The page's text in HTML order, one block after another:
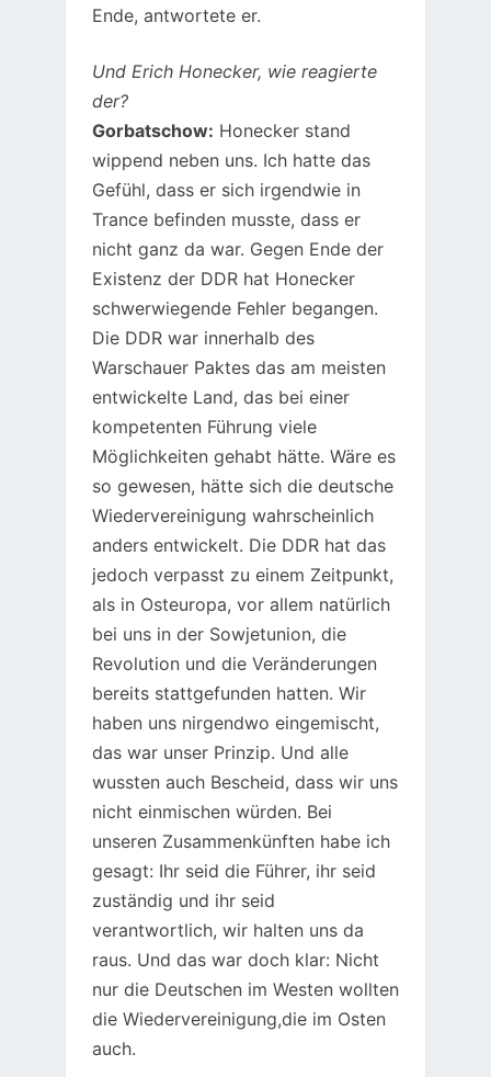
Ende, antwortete er.
Und Erich Honecker, wie reagierte
der?
Gorbatschow: Honecker stand
wippend neben uns. Ich hatte das
Gefühl, dass er sich irgendwie in
Trance befinden musste, dass er
nicht ganz da war. Gegen Ende der
Existenz der DDR hat Honecker
schwerwiegende Fehler begangen.
Die DDR war innerhalb des
Warschauer Paktes das am meisten
entwickelte Land, das bei einer
kompetenten Führung viele
Möglichkeiten gehabt hätte. Wäre es
so gewesen, hätte sich die deutsche
Wiedervereinigung wahrscheinlich
anders entwickelt. Die DDR hat das
jedoch verpasst zu einem Zeitpunkt,
als in Osteuropa, vor allem natürlich
bei uns in der Sowjetunion, die
Revolution und die Veränderungen
bereits stattgefunden hatten. Wir
haben uns nirgendwo eingemischt,
das war unser Prinzip. Und alle
wussten auch Bescheid, dass wir uns
nicht einmischen würden. Bei
unseren Zusammenkünften habe ich
gesagt: Ihr seid die Führer, ihr seid
zuständig und ihr seid
verantwortlich, wir halten uns da
raus. Und das war doch klar: Nicht
nur die Deutschen im Westen wollten
die Wiedervereinigung,die im Osten
auch.